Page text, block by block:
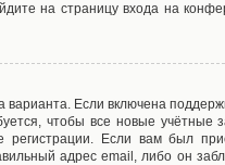
на страницу входа на
Если включена
чтобы все новые учётные
Если вам был
адрес email, либо он